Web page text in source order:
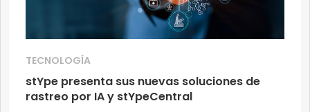
TECNOLOGÍA
stYpe presenta sus nuevas soluciones de
rastreo por IA y stYpeCentral